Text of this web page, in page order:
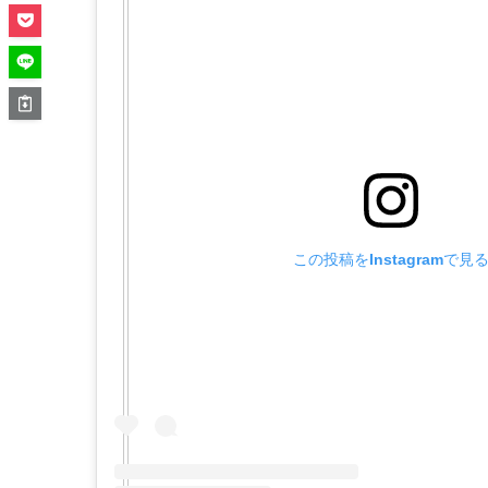
この投稿をInstagramで見る